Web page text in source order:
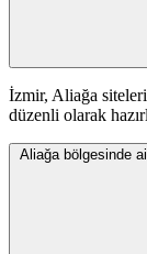
İzmir, Aliağa
düzenli olarak
Aliağa bölgesinde